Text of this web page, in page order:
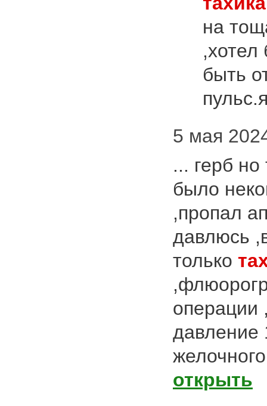
на
,хотел
быть
5 мая
... герб но
было
,пропал
давлюсь
только
операции
давление
открыть